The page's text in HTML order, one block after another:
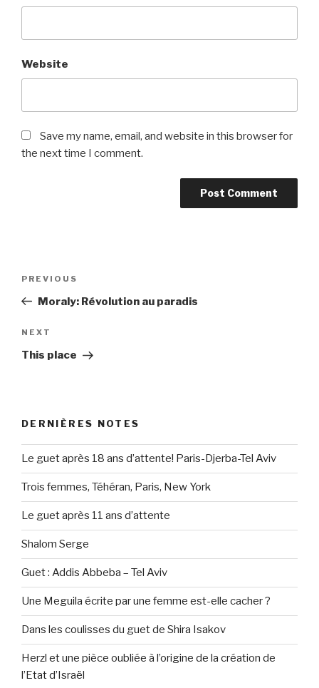
Website
Save my name, email, and website in this browser for
the next time I comment.
Previous
Post
PREVIOUS
Moraly: Révolution au paradis
Next
Post
NEXT
This place
DERNIÈRES NOTES
Le guet après 18 ans d’attente! Paris-Djerba-Tel Aviv
Trois femmes, Téhéran, Paris, New York
Le guet après 11 ans d’attente
Shalom Serge
Guet : Addis Abbeba – Tel Aviv
Une Meguila écrite par une femme est-elle cacher ?
Dans les coulisses du guet de Shira Isakov
Herzl et une pièce oubliée à l’origine de la création de
l’Etat d’Israël